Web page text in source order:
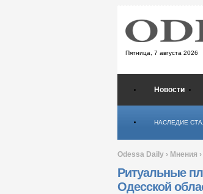
Пятница, 7 августа 2026
Новости
НАСЛЕДИЕ
Odessa Daily › Мнения ›
Ритуальные
Одесской